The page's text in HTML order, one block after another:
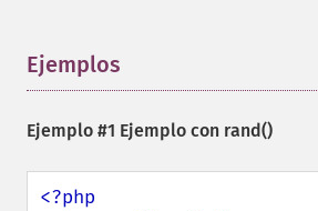
Ejemplos
Ejemplo #1 Ejemplo con rand()